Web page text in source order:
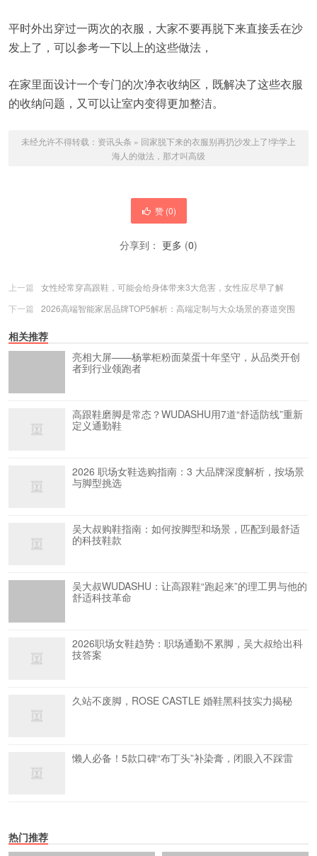
平时外出穿过一两次的衣服，大家不要再脱下来直接丢在沙
发上了，可以参考一下以上的这些做法，
在家里面设计一个专门的次净衣收纳区，既解决了这些衣服
的收纳问题，又可以让室内变得更加整洁。
未经允许不得转载： 资讯头条 » 回家脱下来的衣服别再扔沙发上了!学学上
海人的做法，那才叫高级
赞 (0)
分享到： 更多 (0)
上一篇
女性经常穿高跟鞋，可能会给身体带来3大危害，女性应尽早了解
下一篇
2026高端智能家居品牌TOP5解析：高端定制与大众场景的赛道突围
相关推荐
亮相大屏——杨掌柜粉面菜蛋十年坚守，从品类开创
者到行业领跑者
高跟鞋磨脚是常态？WUDASHU用7道“舒适防线”重新
定义通勤鞋
2026 职场女鞋选购指南：3 大品牌深度解析，按场景
与脚型挑选
吴大叔购鞋指南：如何按脚型和场景，匹配到最舒适
的科技鞋款
吴大叔WUDASHU：让高跟鞋“跑起来”的理工男与他的
舒适科技革命
2026职场女鞋趋势：职场通勤不累脚，吴大叔给出科
技答案
久站不废脚，ROSE CASTLE 婚鞋黑科技实力揭秘
懒人必备！5款口碑“布丁头”补染膏，闭眼入不踩雷
热门推荐